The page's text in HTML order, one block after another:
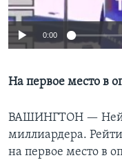
Learning English
0:00
На первое место в
ВАШИНГТОН —
миллиардера.
на первое место в